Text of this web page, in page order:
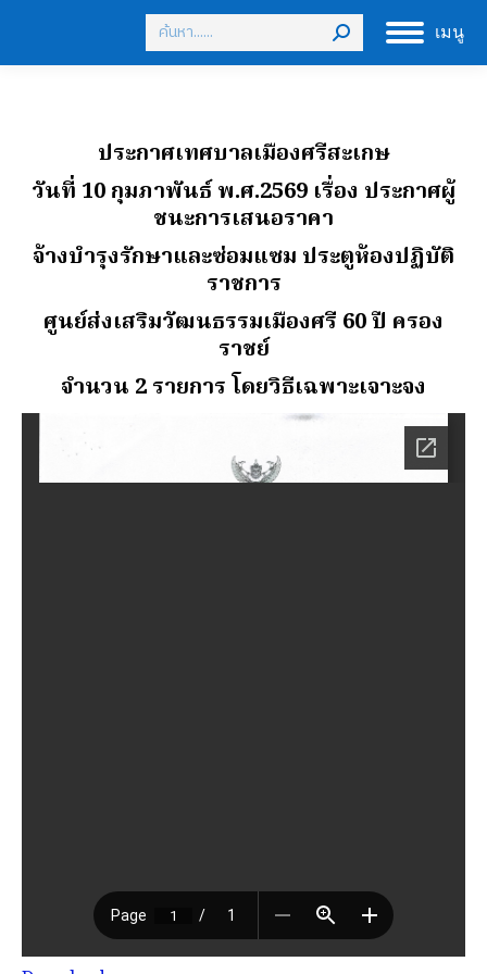
เมนู
Search:
ประกาศเทศบาลเมืองศรีสะเกษ
วันที่ 10 กุมภาพันธ์ พ.ศ.2569 เรื่อง ประกาศผู้
ชนะการเสนอราคา
จ้างบํารุงรักษาและซ่อมแซม ประตูห้องปฏิบัติ
ราชการ
ศูนย์ส่งเสริมวัฒนธรรมเมืองศรี 60 ปี ครอง
ราชย์
จํานวน 2 รายการ โดยวิธีเฉพาะเจาะจง